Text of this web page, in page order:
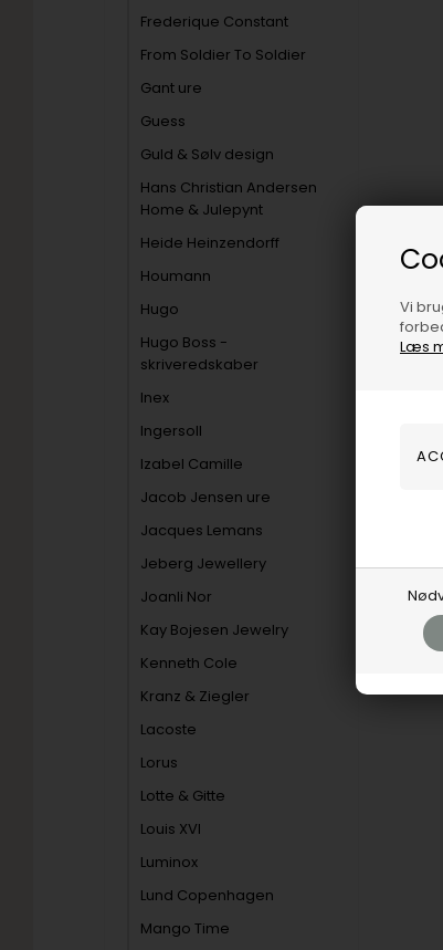
Vi
Læs
Frederique Constant
From Soldier To Soldier
Gant ure
Guess
Guld & Sølv design
Hans Christian Andersen
Home & Julepynt
Heide Heinzendorff
Houmann
Hugo
Hugo Boss -
skriveredskaber
Inex
Ingersoll
Izabel Camille
Jacob Jensen ure
Jacques Lemans
Jeberg Jewellery
Joanli Nor
Kay Bojesen Jewelry
Kenneth Cole
Kranz & Ziegler
Lacoste
Lorus
Lotte & Gitte
Louis XVI
Luminox
Lund Copenhagen
Mango Time